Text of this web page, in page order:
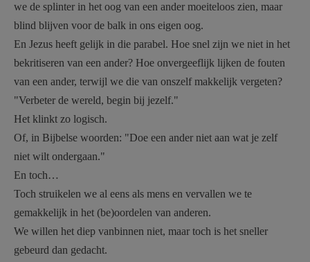
we de splinter in het oog van een ander moeiteloos zien, maar
blind blijven voor de balk in ons eigen oog.
En Jezus heeft gelijk in die parabel. Hoe snel zijn we niet in het
bekritiseren van een ander? Hoe onvergeeflijk lijken de fouten
van een ander, terwijl we die van onszelf makkelijk vergeten?
"Verbeter de wereld, begin bij jezelf."
Het klinkt zo logisch.
Of, in Bijbelse woorden: "Doe een ander niet aan wat je zelf
niet wilt ondergaan."
En toch…
Toch struikelen we al eens als mens en vervallen we te
gemakkelijk in het (be)oordelen van anderen.
We willen het diep vanbinnen niet, maar toch is het sneller
gebeurd dan gedacht.